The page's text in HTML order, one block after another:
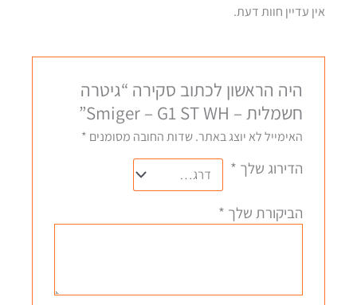
אין עדיין חוות דעת.
היה הראשון לכתוב סקירה “גיטרה
חשמלית – Smiger – G1 ST WH”
האימייל לא יוצג באתר.שדות החובה מסומנים *
הדירוג שלך *
הביקורת שלך *